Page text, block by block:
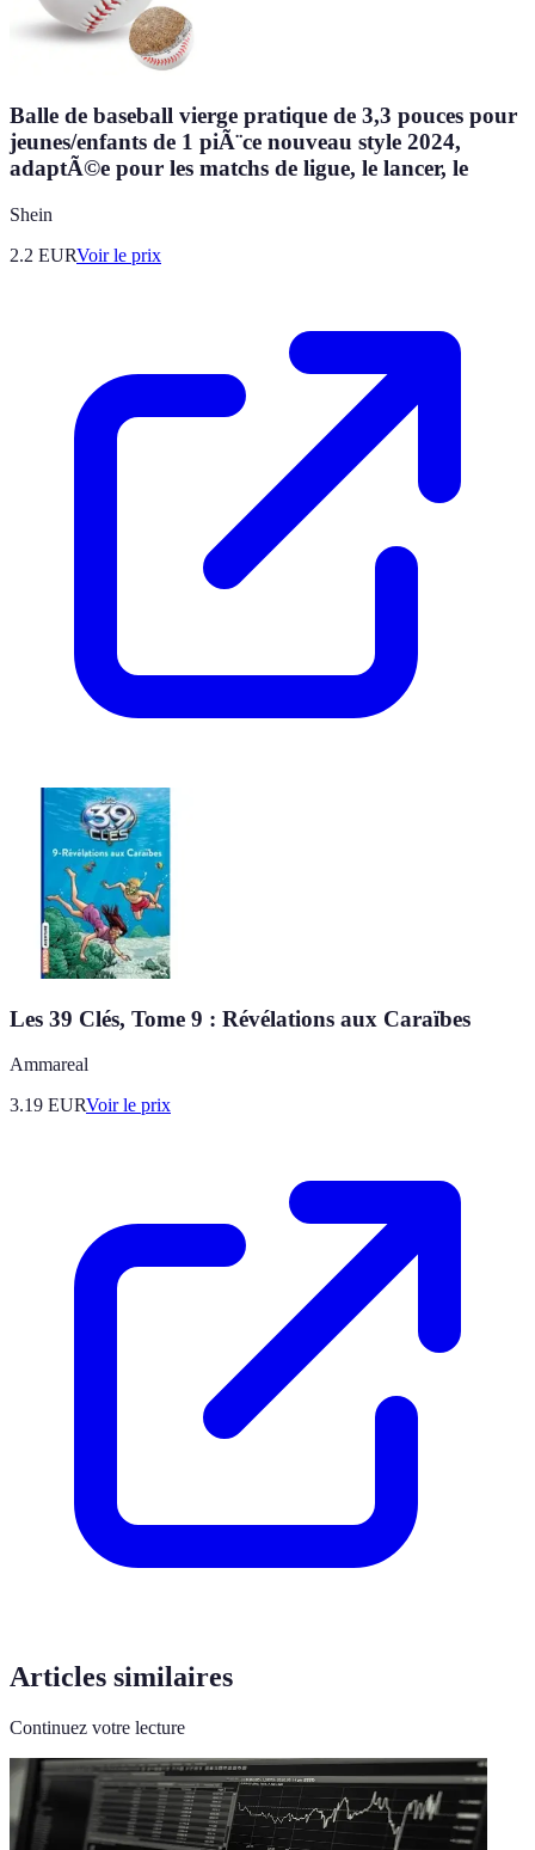
Balle de baseball vierge pratique de 3,3 pouces pour
jeunes/enfants de 1 piÃ¨ce nouveau style 2024,
adaptÃ©e pour les matchs de ligue, le lancer, le
Shein
2.2 EURVoir le prix
Les 39 Clés, Tome 9 : Révélations aux Caraïbes
Ammareal
3.19 EURVoir le prix
Articles similaires
Continuez votre lecture